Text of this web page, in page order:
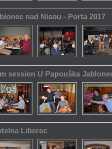
nad Nisou - Porta 2017
session U Papouška
Liberec